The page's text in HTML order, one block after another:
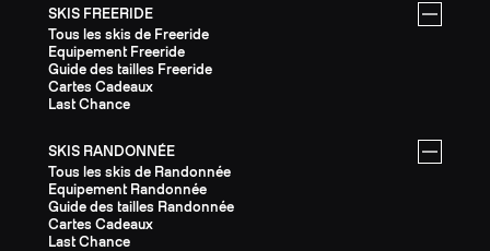
SKIS FREERIDE
Tous les skis de Freeride
Equipement Freeride
Guide des tailles Freeride
Cartes Cadeaux
Last Chance
SKIS RANDONNÉE
Tous les skis de Randonnée
Equipement Randonnée
Guide des tailles Randonnée
Cartes Cadeaux
Last Chance